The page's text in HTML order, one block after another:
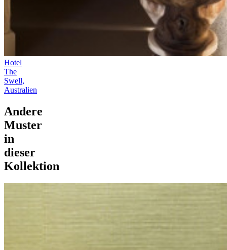
Hotel
The
Swell,
Australien
Andere
Muster
in
dieser
Kollektion